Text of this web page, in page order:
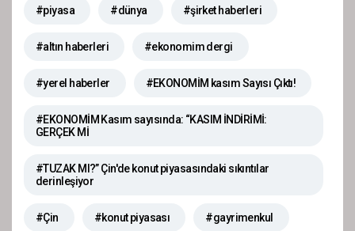
#piyasa #dünya #şirket haberleri
#altın haberleri #ekonomim dergi
#yerel haberler #EKONOMİM kasım Sayısı Çıktı!
#EKONOMİM Kasım sayısında: “KASIM İNDİRİMİ:
GERÇEK Mİ
#TUZAK MI?” Çin'de konut piyasasındaki sıkıntılar
derinleşiyor
#Çin #konut piyasası #gayrimenkul